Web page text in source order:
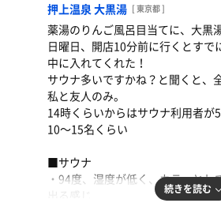
■水風呂
・15度！備長炭入ってた
深さもあるし、途中ぬるくなるこ
■■感想■■
夢のテルマー湯、やっぱり良かっ
全体的にキレイで、タオルのおか
充実。
まだまだ味わい足りない！次はサ
押上温泉 大黒湯 [ 東京都 ]
薬湯のりんご風呂目当てに、大黒
日曜日、開店10分前に行くとすで
中に入れてくれた！
サウナ多いですかね？と聞くと、
私と友人のみ。
14時くらいからはサウナ利用者が
10〜15名くらい
■サウナ
・94度、湿度が低く、カラッとし
続きを読む